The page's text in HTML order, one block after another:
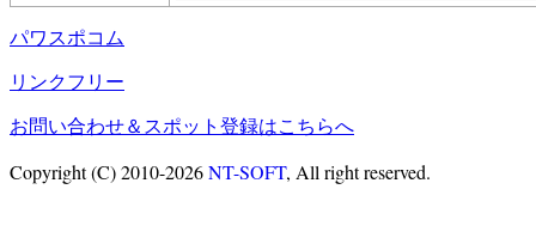
パワスポコム
リンクフリー
お問い合わせ＆スポット登録はこちらへ
Copyright (C) 2010-2026NT-SOFT, All right reserved.